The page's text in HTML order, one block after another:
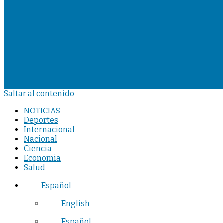
Saltar al contenido
NOTICIAS
Deportes
Internacional
Nacional
Ciencia
Economia
Salud
Español
English